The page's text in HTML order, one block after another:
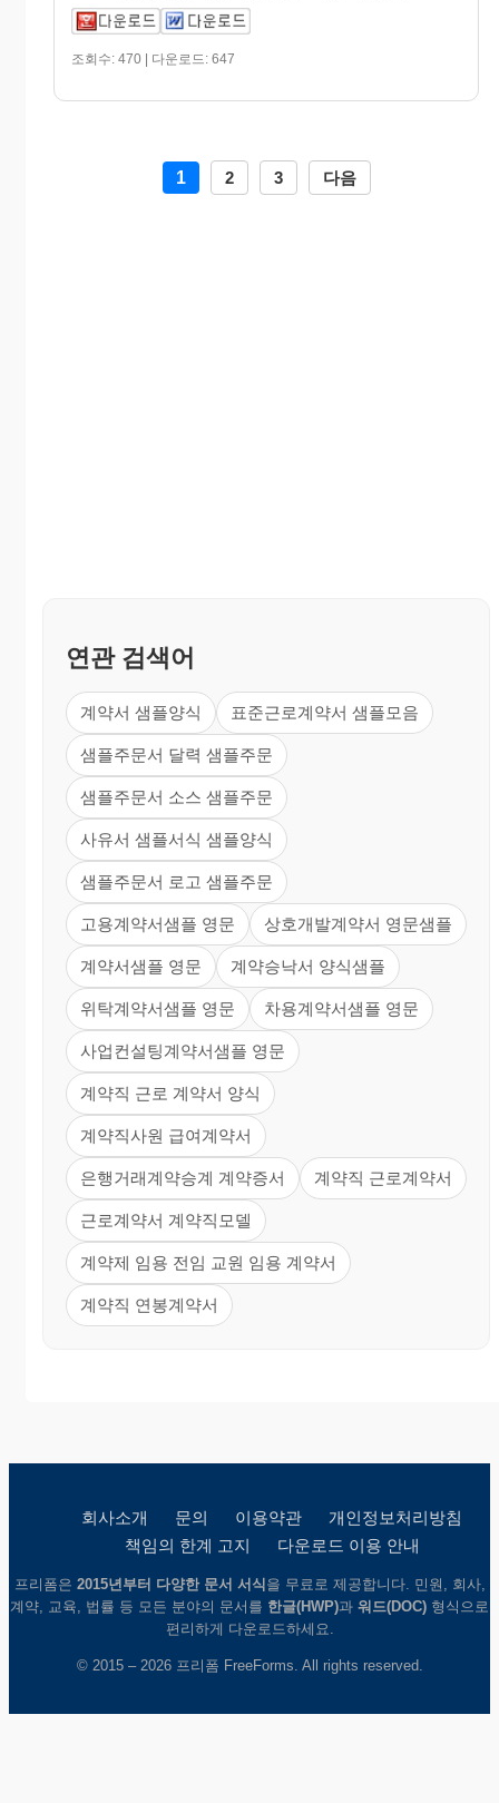
조회수: 470 | 다운로드: 647
1 2 3 다음
연관 검색어
계약서 샘플양식 표준근로계약서 샘플모음
샘플주문서 달력 샘플주문
샘플주문서 소스 샘플주문
사유서 샘플서식 샘플양식
샘플주문서 로고 샘플주문
고용계약서샘플 영문 상호개발계약서 영문샘플
계약서샘플 영문 계약승낙서 양식샘플
위탁계약서샘플 영문 차용계약서샘플 영문
사업컨설팅계약서샘플 영문
계약직 근로 계약서 양식
계약직사원 급여계약서
은행거래계약승계 계약증서 계약직 근로계약서
근로계약서 계약직모델
계약제 임용 전임 교원 임용 계약서
계약직 연봉계약서
회사소개 문의 이용약관
개인정보처리방침
책임의 한계 고지
다운로드 이용 안내
프리폼은 2015년부터 다양한 문서 서식 을 무료로 제공합니다. 민원, 회사,
계약, 교육, 법률 등 모든 분야의 문서를 한글(HWP)과 워드(DOC) 형식으로
편리하게 다운로드하세요.
© 2015 – 2026 프리폼 FreeForms. All rights reserved.